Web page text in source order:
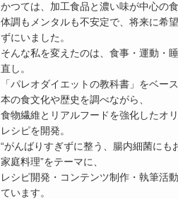
かつては、加工食品と濃い味が中心の食
体調もメンタルも不安定で、将来に希
ずにいました。
そんな私を変えたのは、食事・運動・
直し。
「パレオダイエットの教科書」をベー
本の食文化や歴史を調べながら、
食物繊維とリアルフードを強化したオ
レシピを開発。
“がんばりすぎずに整う、腸内細菌にも
家庭料理”をテーマに、
レシピ開発・コンテンツ制作・執筆活
ています。